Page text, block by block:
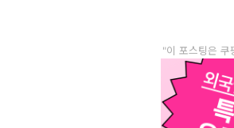
"이 포스팅은 쿠